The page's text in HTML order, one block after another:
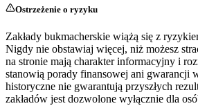
Ostrzeżenie o ryzyku
Zakłady bukmacherskie wiążą się z
Nigdy nie obstawiaj więcej, niż możesz
na stronie mają charakter informacyjny i
stanowią porady finansowej ani gwarancji
historyczne nie gwarantują przyszłych
zakładów jest dozwolone wyłącznie dla